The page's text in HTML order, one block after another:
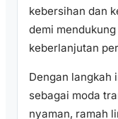
kebersihan dan
demi
keberlanjutan
Dengan langkah
sebagai moda
nyaman, ramah